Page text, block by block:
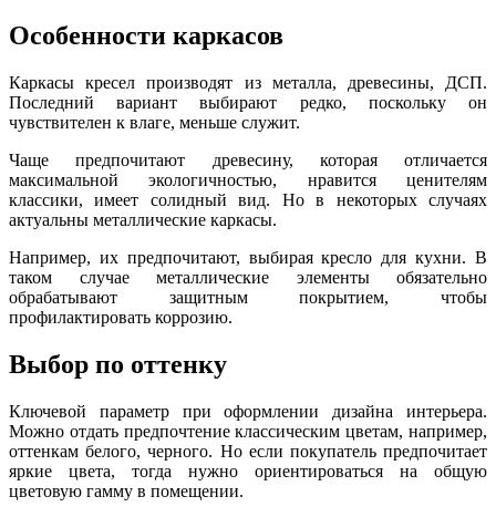
Особенности каркасов
Каркасы кресел производят из металла, древесины, ДСП.
Последний вариант выбирают редко, поскольку он
чувствителен к влаге, меньше служит.
Чаще предпочитают древесину, которая отличается
максимальной экологичностью, нравится ценителям
классики, имеет солидный вид. Но в некоторых случаях
актуальны металлические каркасы.
Например, их предпочитают, выбирая кресло для кухни. В
таком случае металлические элементы обязательно
обрабатывают защитным покрытием, чтобы
профилактировать коррозию.
Выбор по оттенку
Ключевой параметр при оформлении дизайна интерьера.
Можно отдать предпочтение классическим цветам, например,
оттенкам белого, черного. Но если покупатель предпочитает
яркие цвета, тогда нужно ориентироваться на общую
цветовую гамму в помещении.